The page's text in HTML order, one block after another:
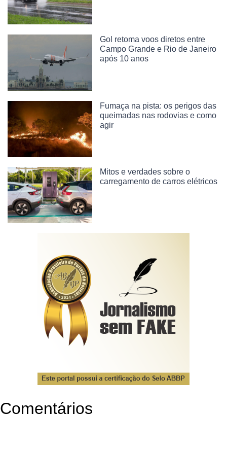
Gol retoma voos diretos entre
Campo Grande e Rio de Janeiro
após 10 anos
Fumaça na pista: os perigos das
queimadas nas rodovias e como
agir
Mitos e verdades sobre o
carregamento de carros elétricos
Comentários